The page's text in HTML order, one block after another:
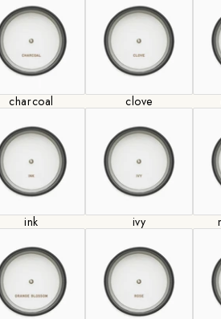
地よい安らぎと豊かな時間を演出
時間 32時間
、フランキンセンスの組み合わせに
られ、シダーウッド、オーク、シ
調和のとれたエキゾチックな香り
スタス、アンバー
charcoal clove
ink ivy